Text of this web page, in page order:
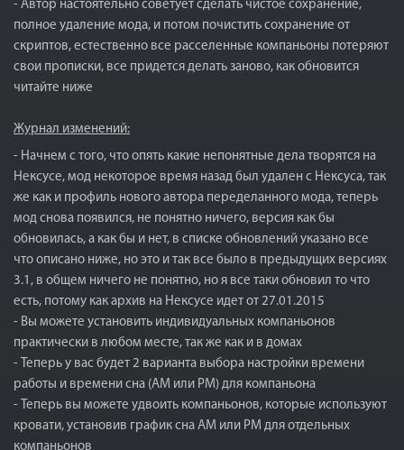
- Автор настоятельно советует сделать чистое сохранение,
полное удаление мода, и потом почистить сохранение от
скриптов, естественно все расселенные компаньоны потеряют
свои прописки, все придется делать заново, как обновится
читайте ниже
Журнал изменений:
- Начнем с того, что опять какие непонятные дела творятся на
Нексусе, мод некоторое время назад был удален с Нексуса, так
же как и профиль нового автора переделанного мода, теперь
мод снова появился, не понятно ничего, версия как бы
обновилась, а как бы и нет, в списке обновлений указано все
что описано ниже, но это и так все было в предыдущих версиях
3.1, в общем ничего не понятно, но я все таки обновил то что
есть, потому как архив на Нексусе идет от 27.01.2015
- Вы можете установить индивидуальных компаньонов
практически в любом месте, так же как и в домах
- Теперь у вас будет 2 варианта выбора настройки времени
работы и времени сна (AM или PM) для компаньона
- Теперь вы можете удвоить компаньонов, которые используют
кровати, установив график сна АМ или PM для отдельных
компаньонов